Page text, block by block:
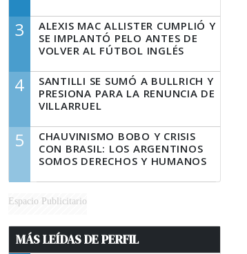
3
ALEXIS MAC ALLISTER CUMPLIÓ Y
SE IMPLANTÓ PELO ANTES DE
VOLVER AL FÚTBOL INGLÉS
4
SANTILLI SE SUMÓ A BULLRICH Y
PRESIONA PARA LA RENUNCIA DE
VILLARRUEL
5
CHAUVINISMO BOBO Y CRISIS
CON BRASIL: LOS ARGENTINOS
SOMOS DERECHOS Y HUMANOS
Espacio Publicitario
MÁS LEÍDAS DE PERFIL